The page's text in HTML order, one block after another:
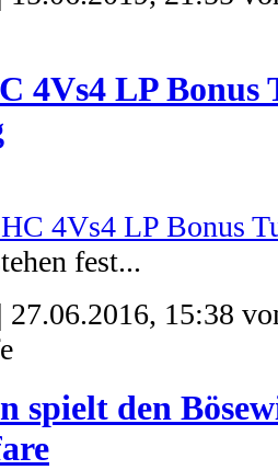
4Vs4 LP Bonus
4Vs4 LP Bonus
fest...
| 27.06.2016, 15:38
spielt den